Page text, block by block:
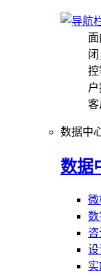
控
客
数据中
数据
微
数
咨
设